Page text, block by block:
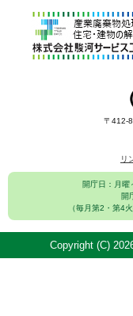
〒412-
リ
開庁日：月曜
開
（毎月第2・第4
Copyright (C)